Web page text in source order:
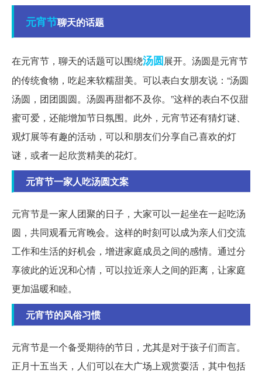
元宵节聊天的话题
在元宵节，聊天的话题可以围绕汤圆展开。汤圆是元宵节
的传统食物，吃起来软糯甜美。可以表白女朋友说：“汤圆
汤圆，团团圆圆。汤圆再甜都不及你。”这样的表白不仅甜
蜜可爱，还能增加节日氛围。此外，元宵节还有猜灯谜、
观灯展等有趣的活动，可以和朋友们分享自己喜欢的灯
谜，或者一起欣赏精美的花灯。
元宵节一家人吃汤圆文案
元宵节是一家人团聚的日子，大家可以一起坐在一起吃汤
圆，共同观看元宵晚会。这样的时刻可以成为亲人们交流
工作和生活的好机会，增进家庭成员之间的感情。通过分
享彼此的近况和心情，可以拉近亲人之间的距离，让家庭
更加温暖和睦。
元宵节的风俗习惯
元宵节是一个备受期待的节日，尤其是对于孩子们而言。
正月十五当天，人们可以在大广场上观赏耍活，其中包括